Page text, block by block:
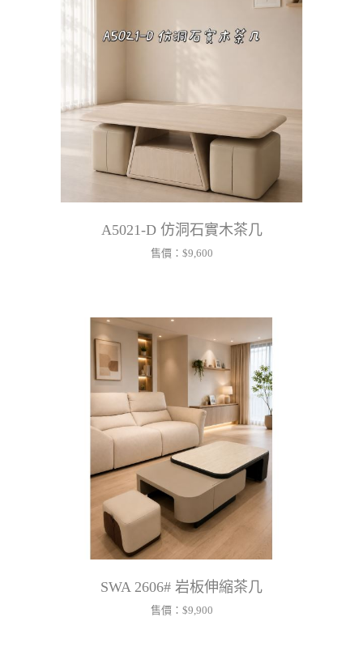
A5021-D 仿洞石實木茶几
售價： $9,600
SWA 2606# 岩板伸縮茶几
售價： $9,900